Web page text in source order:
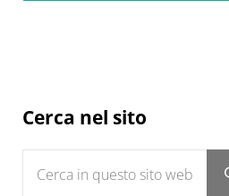
Sidebar
Cerca nel sito